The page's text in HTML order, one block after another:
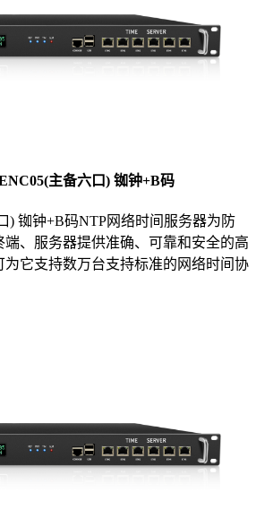
主备六口) 铷钟+B码
) 铷钟+B码NTP网络时间服务器为防
、服务器提供准确、可靠和安全的高
它支持数万台支持标准的网络时间协